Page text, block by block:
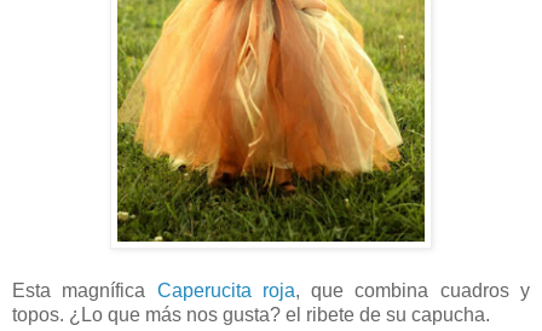
Esta magnífica Caperucita roja, que combina cuadros y
topos. ¿Lo que más nos gusta? el ribete de su capucha.